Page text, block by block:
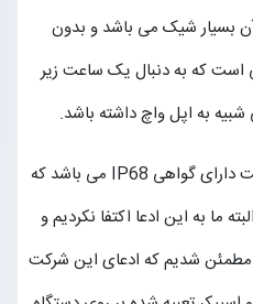
بسیار شیک می باشد و بدون
است که به دنبال یک ساعت زیر
این شرکت ادعا کرده که این ساعت دارای گواهی IP68 می باشد که
ما به این ادعا اکتفا نکردیم و
شدیم که ادعای این شرکت